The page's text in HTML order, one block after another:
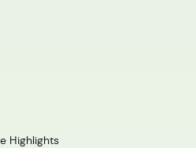
Highlights